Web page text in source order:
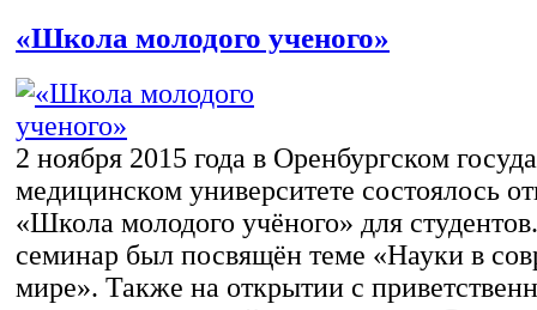
«Школа молодого ученого»
2 ноября 2015 года в Оренбургском
медицинском университете состоялось
«Школа молодого учёного» для
семинар был посвящён теме «Науки в
мире». Также на открытии с